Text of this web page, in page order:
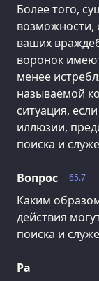
Более того,
возможности,
ваших
воронок
менее
называемой
ситуация,
иллюзии,
поиска и
65.7
Вопрос
Каким
действия
поиска и
Ра